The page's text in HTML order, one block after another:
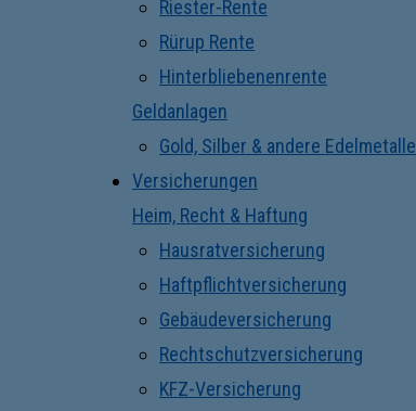
Riester-Rente
Rürup Rente
Hinterbliebenenrente
Geldanlagen
Gold, Silber & andere Edelmetalle
Versicherungen
Heim, Recht & Haftung
Hausratversicherung
Haftpflichtversicherung
Gebäudeversicherung
Rechtschutzversicherung
KFZ-Versicherung